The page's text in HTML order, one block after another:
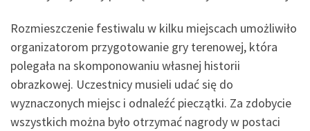
Rozmieszczenie festiwalu w kilku miejscach umożliwiło
organizatorom przygotowanie gry terenowej, która
polegała na skomponowaniu własnej historii
obrazkowej. Uczestnicy musieli udać się do
wyznaczonych miejsc i odnaleźć pieczątki. Za zdobycie
wszystkich można było otrzymać nagrody w postaci